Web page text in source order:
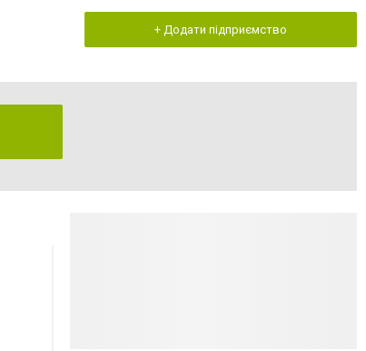
+ Додати підприємство